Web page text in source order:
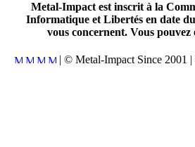
Metal-Impact est inscrit à la
Informatique et Libertés en date
vous concernent. Vous
| © Metal-Impact Since 2001 |